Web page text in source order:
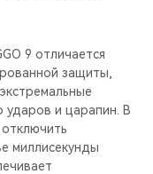
9 отличается
защиты,
ударов и царапин. В
миллисекунды